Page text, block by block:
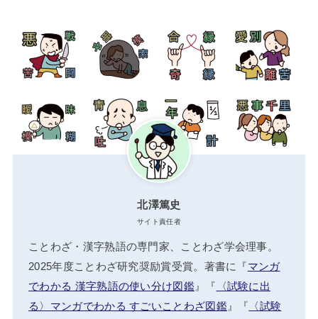
北澤篤史
サイト責任者
ことわざ・漢字熟語の専門家、ことわざ学会理事。
2025年度ことわざ研究奨励賞受賞。著書に『マンガ
でわかる 漢字熟語の使い分け図鑑』『 〈試験に出
る〉マンガでわかる すごいことわざ図鑑』『 〈試験